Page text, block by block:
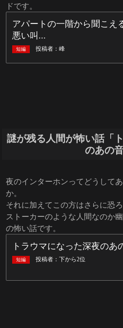
ドです。
謎が残る人間が怖い話「
のあの音
夜のインターホンってどうして
か。
それに加えてこの方はさらに恐
ストーカーのような人間なのか
の怖い話です。